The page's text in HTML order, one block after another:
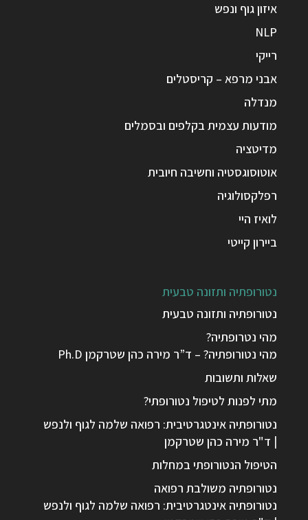
איזון גוף ונפש
NLP
רייקי
אבני מרפא – קריסטלים
מנדלה
מודעות עצמית בקלפים ובסמלים
מדיטציה
אוטוסוגסטיה וחשיבה חיובית
רפלקסולוגיה
לואיז היי
ביירון קייטי
נטורופתיה ותזונה טבעית
נטורופתיה ותזונה טבעית
מהי נטרופתיה?
מהי נטורופתיה? – ד”ר מירה כהן שטרקמן Ph.D
שאלות ותשובות
מתי לפנות לטיפול נטורופתי?
נטורופתיה אינטגרטיבית: רפואה שלמה לגוף ולנפש
| ד"ר מירה כהן שטרקמן
הטיפול הנטורופתי במחלות
נטורופתיה משולבת רפואה
נטורופתיה אינטגרטיבית: רפואה שלמה לגוף ולנפש